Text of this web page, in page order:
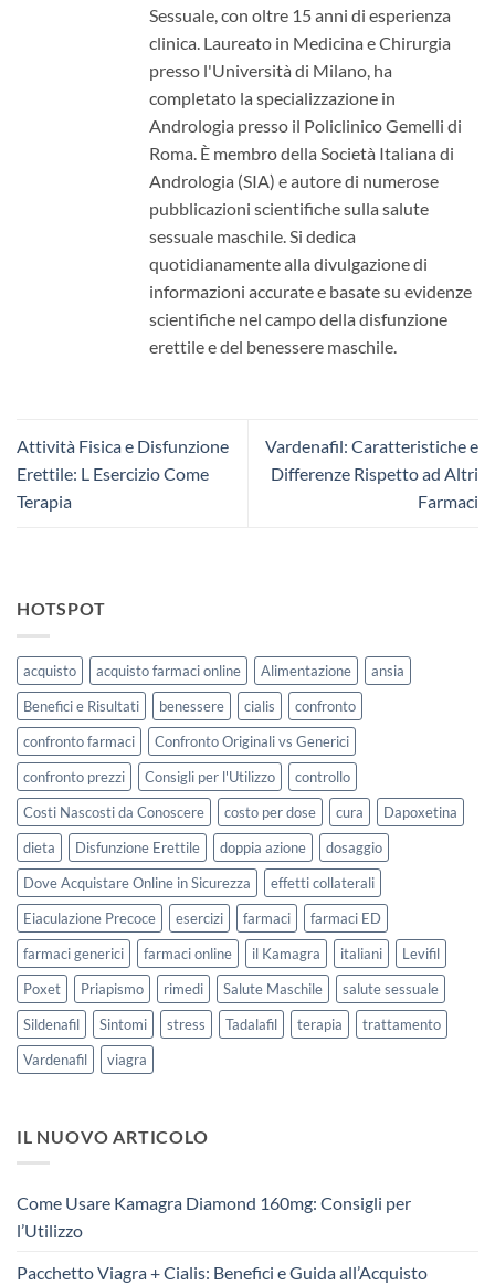
Sessuale, con oltre 15 anni di esperienza
clinica. Laureato in Medicina e Chirurgia
presso l'Università di Milano, ha
completato la specializzazione in
Andrologia presso il Policlinico Gemelli di
Roma. È membro della Società Italiana di
Andrologia (SIA) e autore di numerose
pubblicazioni scientifiche sulla salute
sessuale maschile. Si dedica
quotidianamente alla divulgazione di
informazioni accurate e basate su evidenze
scientifiche nel campo della disfunzione
erettile e del benessere maschile.
Attività Fisica e Disfunzione
Erettile: L Esercizio Come
Terapia
Vardenafil: Caratteristiche e
Differenze Rispetto ad Altri
Farmaci
HOTSPOT
acquisto acquisto farmaci online Alimentazione
ansia
Benefici e Risultati
benessere cialis
confronto
confronto farmaci
Confronto Originali vs Generici
confronto prezzi
Consigli per l'Utilizzo
controllo
Costi Nascosti da Conoscere
costo per dose cura
Dapoxetina
dieta
Disfunzione Erettile doppia azione
dosaggio
Dove Acquistare Online in Sicurezza
effetti collaterali
Eiaculazione Precoce
esercizi farmaci
farmaci ED
farmaci generici
farmaci online il Kamagra italiani
Levifil
Poxet
Priapismo rimedi Salute Maschile
salute sessuale
Sildenafil
Sintomi stress Tadalafil terapia
trattamento
Vardenafil
viagra
IL NUOVO ARTICOLO
Come Usare Kamagra Diamond 160mg: Consigli per
l’Utilizzo
Pacchetto Viagra + Cialis: Benefici e Guida all’Acquisto